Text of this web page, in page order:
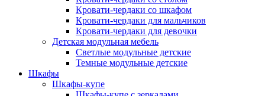
Кровати-чердаки со шкафом
Кровати-чердаки для мальчиков
Кровати-чердаки для девочки
Детская модульная мебель
Светлые модульные детские
Темные модульные детские
Шкафы
Шкафы-купе